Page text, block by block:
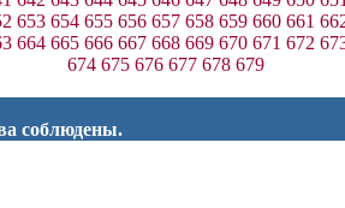
653 654 655 656 657 658 659 660 661
664 665 666 667 668 669 670 671 672
674 675 676 677 678 679
соблюдены.